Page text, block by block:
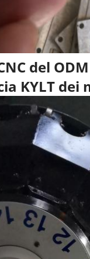
del
KYLT dei